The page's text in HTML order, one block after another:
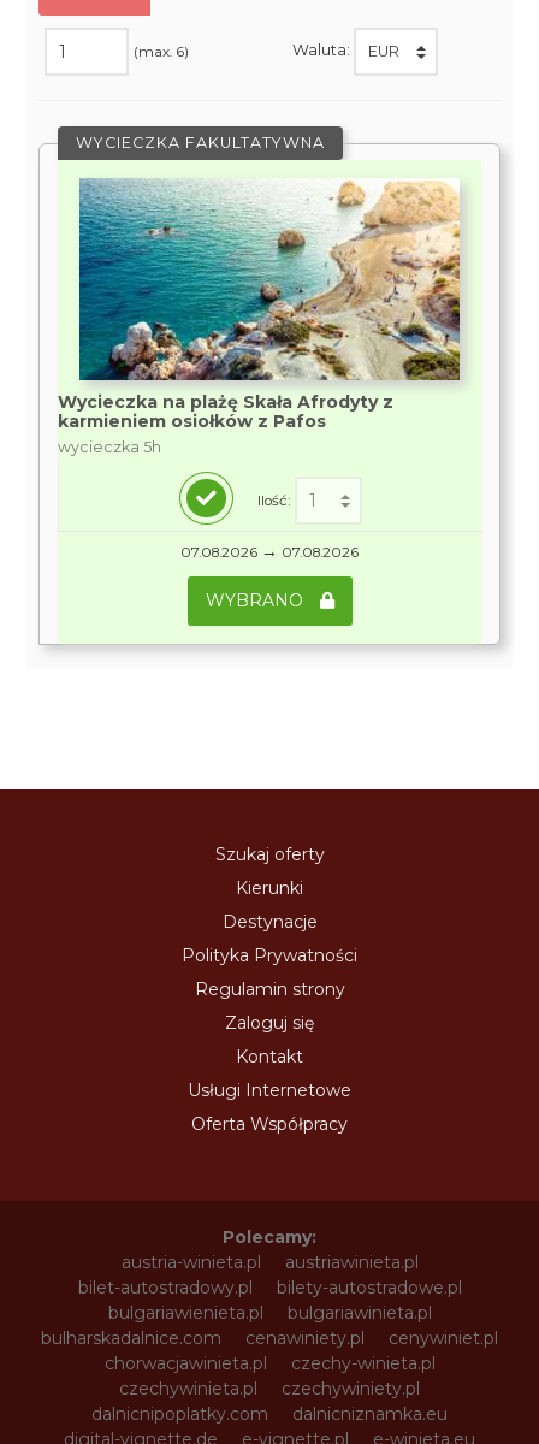
(max. 6) Waluta:
WYCIECZKA FAKULTATYWNA
Wycieczka na plażę Skała Afrodyty z
karmieniem osiołków z Pafos
wycieczka 5h
Ilość:
07.08.2026 → 07.08.2026
WYBRANO
Szukaj oferty
Kierunki
Destynacje
Polityka Prywatności
Regulamin strony
Zaloguj się
Kontakt
Usługi Internetowe
Oferta Współpracy
Polecamy:
austria-winieta.pl
austriawinieta.pl
bilet-autostradowy.pl
bilety-autostradowe.pl
bulgariawienieta.pl
bulgariawinieta.pl
bulharskadalnice.com
cenawiniety.pl
cenywiniet.pl
chorwacjawinieta.pl
czechy-winieta.pl
czechywinieta.pl
czechywiniety.pl
dalnicnipoplatky.com
dalnicniznamka.eu
digital-vignette.de
e-vignette.pl
e-winieta.eu